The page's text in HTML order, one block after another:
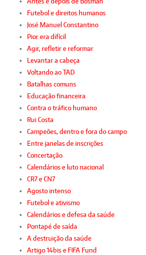
Futebol e direitos humanos
José Manuel Constantino
Pior era difícil
Agir, refletir e reformar
Levantar a cabeça
Voltando ao TAD
Batalhas comuns
Educação financeira
Contra o tráfico humano
Rui Costa
Campeões, dentro e fora do campo
Entre janelas de inscrições
Concertação
Calendários e luto nacional
CR7 e CN7
Agosto intenso
Futebol e ativismo
Calendários e defesa da saúde
Pontapé de saída
A destruição da saúde
Artigo 14bis e FIFA Fund